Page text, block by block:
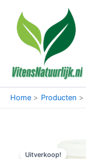
inhoud
Home Producten
Uitverkoop!